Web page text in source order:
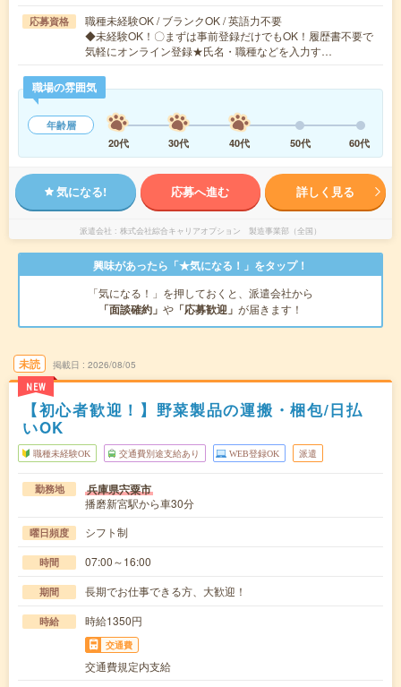
応募資格
職種未経験OK / ブランクOK / 英語力不要
◆未経験OK！〇まずは事前登録だけでもOK！履歴書不要で
気軽にオンライン登録★氏名・職種などを入力す…
職場の雰囲気
年齢層
20代
30代 40代 50代 60代
気になる! 応募へ進む 詳しく見る
派遣会社 株式会社綜合キャリアオプション 製造事業部（全国）
興味があったら「★気になる！」をタップ！
「気になる！」を押しておくと、派遣会社から
「面談確約」 や 「応募歓迎」 が届きます！
未読
NEW
掲載日 2026/08/05
【初心者歓迎！】野菜製品の運搬・梱包/日払
いOK
職種未経験OK 交通費別途支給あり WEB登録OK 派遣
勤務地 兵庫県宍粟市
播磨新宮駅から車30分
曜日頻度 シフト制
時間 07:00～16:00
期間 長期でお仕事できる方、大歓迎！
時給 時給1350円
交通費
交通費規定内支給